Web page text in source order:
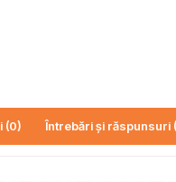
(0) Întrebări și răspunsuri